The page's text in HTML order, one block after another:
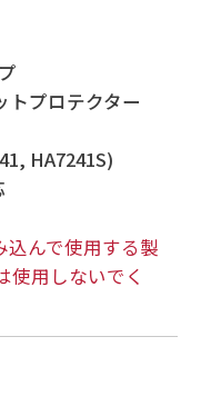
トプロテクター
HA7241S)
んで使用する製
使用しないでく